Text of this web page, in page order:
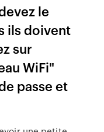
le
ils doivent
sur
WiFi"
passe et